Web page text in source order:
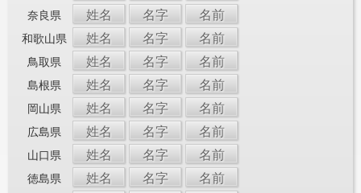
奈良県 姓名 名字 名前
和歌山県 姓名 名字 名前
鳥取県 姓名 名字 名前
島根県 姓名 名字 名前
岡山県 姓名 名字 名前
広島県 姓名 名字 名前
山口県 姓名 名字 名前
徳島県 姓名 名字 名前